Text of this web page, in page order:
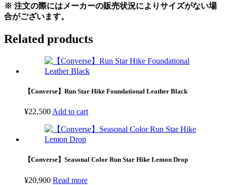
※ 注文の際にはメーカーの販売状況によりサイズがない場
合がございます。
Related products
【Converse】Run Star Hike Foundational Leather Black
¥22,500 Add to cart
【Converse】Seasonal Color Run Star Hike Lemon Drop
¥20,900 Read more